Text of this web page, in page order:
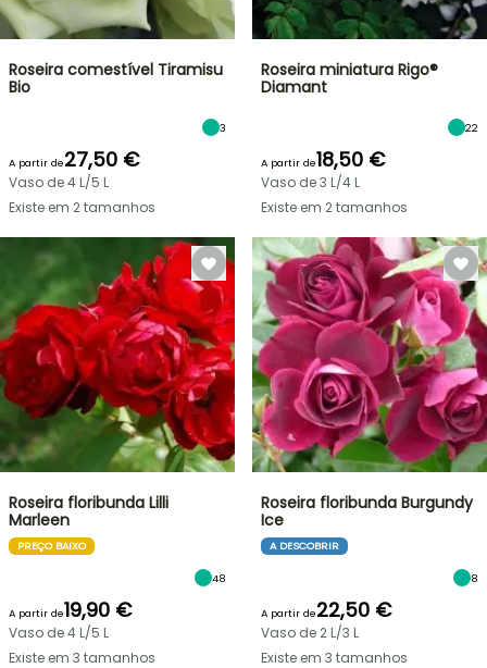
Roseira comestível Tiramisu
Bio
3
A partir de27,50 €
Vaso de 4 L/5 L
Existe em 2 tamanhos
Roseira miniatura Rigo®
Diamant
22
A partir de18,50 €
Vaso de 3 L/4 L
Existe em 2 tamanhos
Roseira floribunda Lilli
Marleen
PREÇO BAIXO
48
A partir de19,90 €
Vaso de 4 L/5 L
Existe em 3 tamanhos
Roseira floribunda Burgundy
Ice
A DESCOBRIR
8
A partir de22,50 €
Vaso de 2 L/3 L
Existe em 3 tamanhos